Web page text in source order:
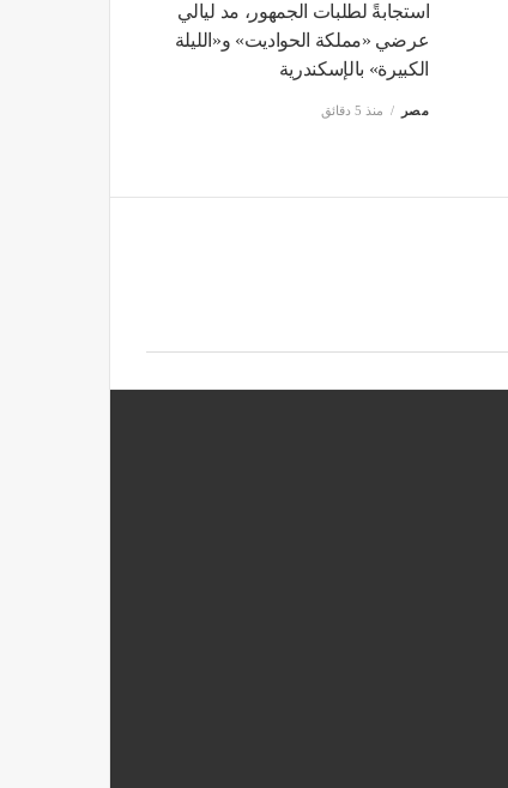
استجابةً لطلبات الجمهور، مد ليالي
عرضي «مملكة الحواديت» و«الليلة
الكبيرة» بالإسكندرية
مصر منذ 5 دقائق